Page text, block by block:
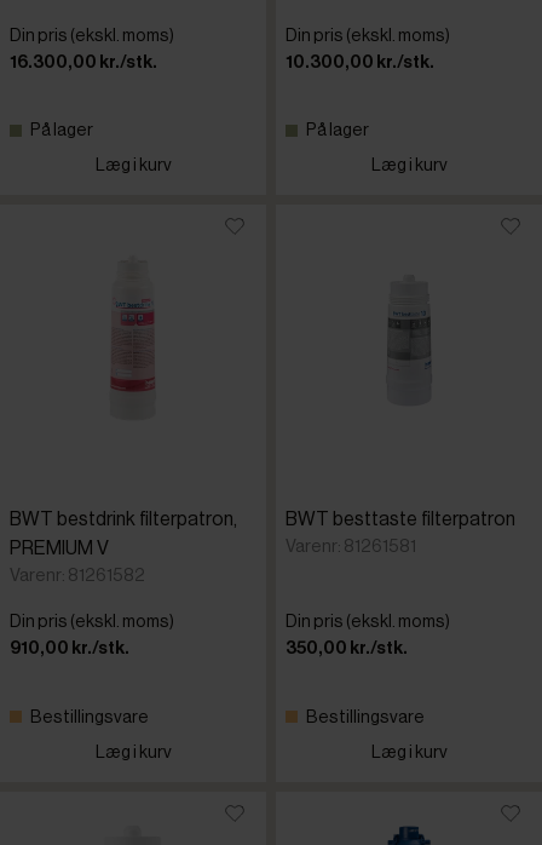
Din pris (ekskl. moms)
16.300,00 kr./stk.
På lager
Læg i kurv
Din pris (ekskl. moms)
10.300,00 kr./stk.
På lager
Læg i kurv
BWT bestdrink filterpatron,
PREMIUM V
Varenr: 81261582
Din pris (ekskl. moms)
910,00 kr./stk.
Bestillingsvare
Læg i kurv
BWT besttaste filterpatron
Varenr: 81261581
Din pris (ekskl. moms)
350,00 kr./stk.
Bestillingsvare
Læg i kurv